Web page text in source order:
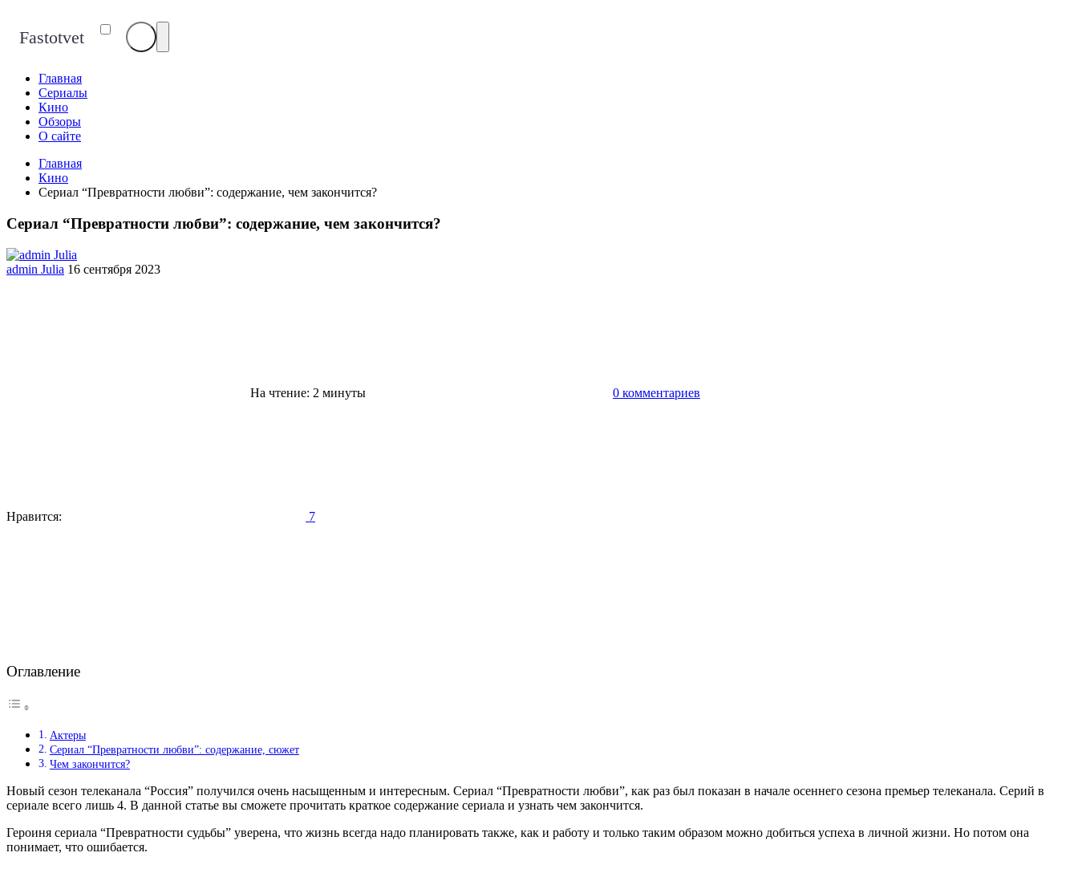
Fastotvet
Главная
Сериалы
Кино
Обзоры
О сайте
Главная
Кино
Сериал “Превратности любви”: содержание, чем закончится?
Сериал “Превратности любви”: содержание, чем закончится?
admin Julia 16 сентября 2023
На чтение: 2 минуты 0 комментариев
Нравится: 7
Оглавление
Актеры
Сериал “Превратности любви”: содержание, сюжет
Чем закончится?
Новый сезон телеканала “Россия” получился очень насыщенным и интересным. Сериал “Превратности любви”, как раз был показан в начале осеннего сезона премьер телеканала. Серий в
сериале всего лишь 4. В данной статье вы сможете прочитать краткое содержание сериала и узнать чем закончится.
Героиня сериала “Превратности судьбы” уверена, что жизнь всегда надо планировать также, как и работу и только таким образом можно добиться успеха в личной жизни. Но потом она
понимает, что ошибается.